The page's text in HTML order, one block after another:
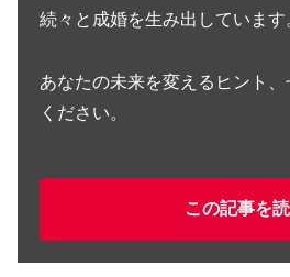
続々と成婚を生み出しています
あなたの未来を変えるヒント
ください。
この記事を